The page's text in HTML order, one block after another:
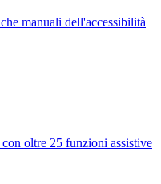
manuali dell'accessibilità
oltre 25 funzioni assistive